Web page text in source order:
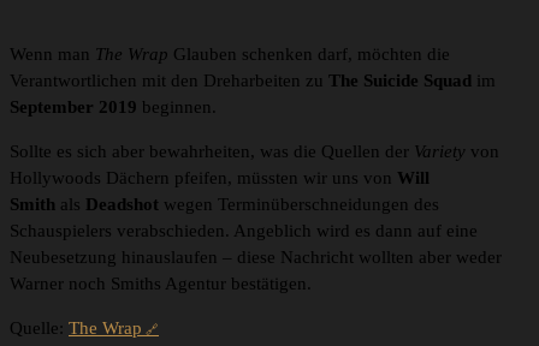
Wenn man The Wrap Glauben schenken darf, möchten die
Verantwortlichen mit den Dreharbeiten zu The Suicide Squad im
September 2019 beginnen.
Sollte es sich aber bewahrheiten, was die Quellen der Variety von
Hollywoods Dächern pfeifen, müssten wir uns von Will
Smith als Deadshot wegen Terminüberschneidungen des
Schauspielers verabschieden. Angeblich wird es dann auf eine
Neubesetzung hinauslaufen – diese Nachricht wollten aber weder
Warner noch Smiths Agentur bestätigen.
Quelle: The Wrap